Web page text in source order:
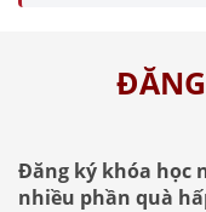
Đăng ký khóa học
nhiều phần quà